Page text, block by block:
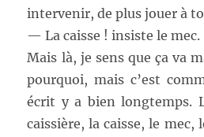
intervenir, de plus jouer à
— La caisse ! insiste le mec.
Mais là, je sens que ça va
pourquoi, mais c’est
écrit y a bien longtemps.
caissière, la caisse, le mec,